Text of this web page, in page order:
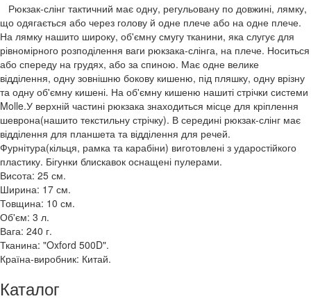
Рюкзак-слінг тактичний має одну, регульовану по довжині, лямку,
що одягається або через голову й одне плече або на одне плече.
На лямку нашито широку, об'ємну смугу тканини, яка слугує для
рівномірного розподілення ваги рюкзака-слінга, на плече. Носиться
або спереду на грудях, або за спиною. Має одне велике
відділення, одну зовнішню бокову кишеню, під пляшку, одну врізну
та одну об'ємну кишені. На об'ємну кишеню нашиті стрічки системи
Molle.У верхній частині рюкзака знаходиться місце для кріплення
шеврона(нашито текстильну стрічку). В середині рюкзак-слінг має
відділення для планшета та відділення для речей.
Фурнітура(кільця, рамка та карабіни) виготовлені з ударостійкого
пластику. Бігунки блискавок оснащені пулерами.
Висота: 25 см.
Ширина: 17 см.
Товщина: 10 см.
Об'єм: 3 л.
Вага: 240 г.
Тканина: "Oxford 500D".
Країна-виробник: Китай.
Каталог